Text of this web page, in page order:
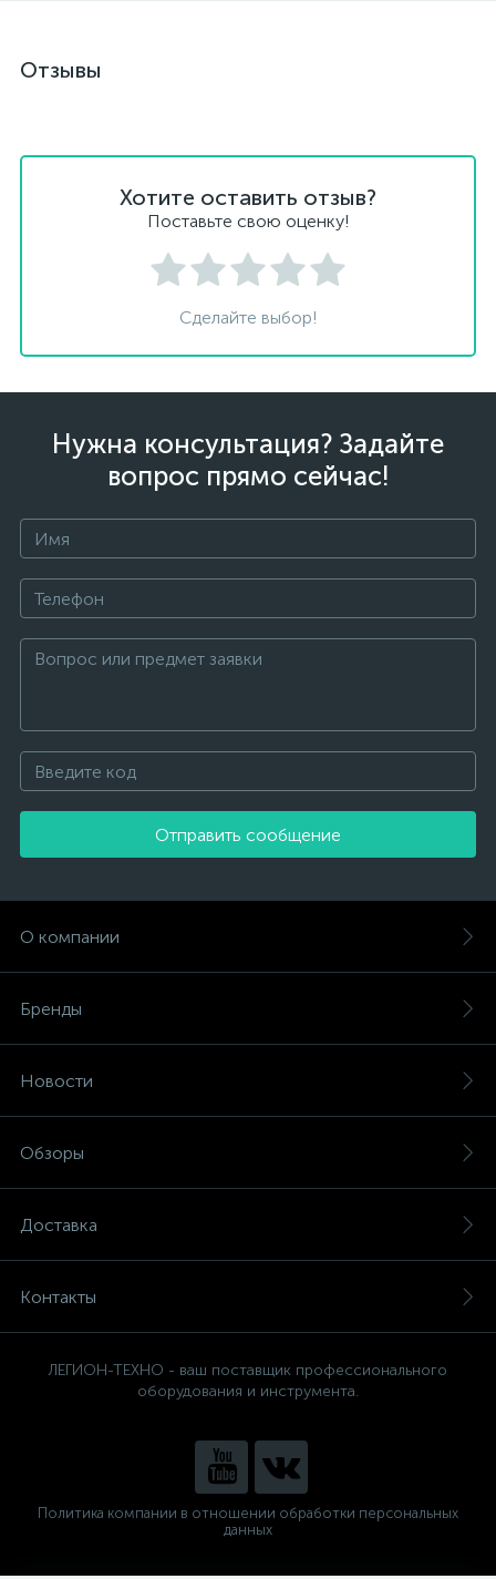
Отзывы
Хотите оставить отзыв?
Поставьте свою оценку!
Сделайте выбор!
Нужна консультация? Задайте
вопрос прямо сейчас!
Отправить сообщение
О компании
Бренды
Новости
Обзоры
Доставка
Контакты
ЛЕГИОН-ТЕХНО - ваш поставщик профессионального
оборудования и инструмента.
Политика компании в отношении обработки персональных
данных